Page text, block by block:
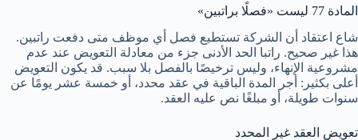
المادة 77 ليست «فصلًا براتبين»
شاع اعتقاد أن الشركة تستطيع فصل أي موظف متى دفعت راتبين.
هذا غير صحيح. راتبا الحد الأدنى جزء من معادلة التعويض عند عدم
مشروعية الإنهاء، وليس ترخيصًا بالفصل بلا سبب. قد يكون التعويض
أعلى بكثير: أجر المدة الباقية في عقد محدد، أو خمسة عشر يومًا عن
سنوات طويلة، أو مبلغًا نص عليه العقد.
تعويض العقد غير المحدد